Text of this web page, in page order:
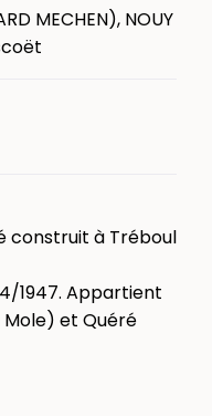
MECHEN), NOUY
construit à Tréboul
1947. Appartient
Mole) et Quéré